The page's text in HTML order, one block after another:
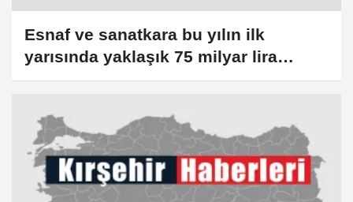
Esnaf ve sanatkara bu yılın ilk
yarısında yaklaşık 75 milyar lira
finansman